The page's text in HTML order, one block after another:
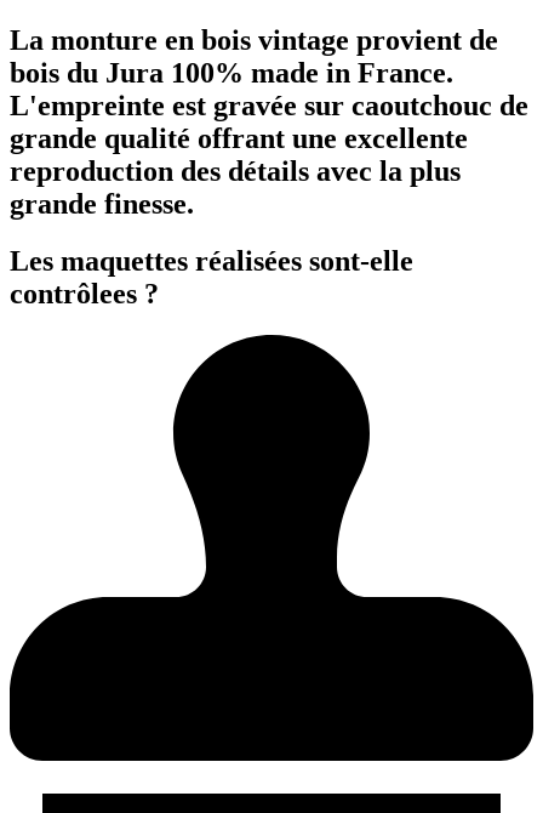
La monture en bois vintage provient de
bois du Jura 100% made in France.
L'empreinte est gravée sur caoutchouc de
grande qualité offrant une excellente
reproduction des détails avec la plus
grande finesse.
Les maquettes réalisées sont-elle
contrôlees ?